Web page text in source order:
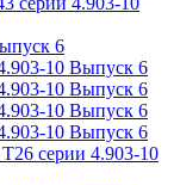
6
10 Выпуск 6
10 Выпуск 6
10 Выпуск 6
10 Выпуск 6
серии 4.903-10